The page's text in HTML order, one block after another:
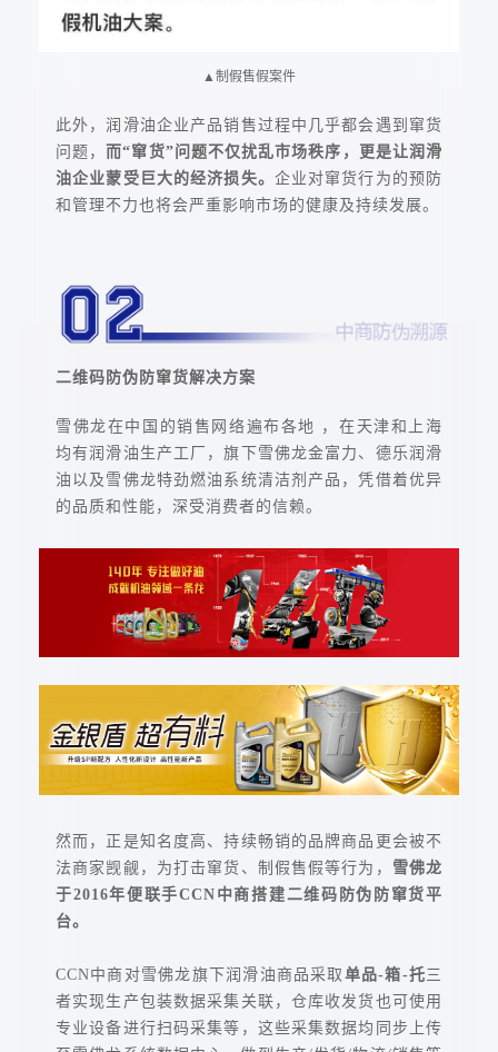
▲制假售假案件
此外，润滑油企业产品销售过程中几乎都会遇到窜货
问题， 而“窜货”问题不仅扰乱市场秩序，更是让润滑
油企业蒙受巨大的经济损失。 企业对窜货行为的预防
和管理不力也将会严重影响市场的健康及持续发展。
二维码防伪防窜货解决方案
雪佛龙在中国的销售网络遍布各地 ，在天津和上海
均有润滑油生产工厂，旗下雪佛龙金富力、德乐润滑
油以及雪佛龙特劲燃油系统清洁剂产品，凭借着优异
的品质和性能，深受消费者的信赖。
然而，正是知名度高、持续畅销的品牌商品更会被不
法商家觊觎，为打击窜货、制假售假等行为， 雪佛龙
于2016年便联手CCN中商搭建二维码防伪防窜货平
台。
CCN中商对雪佛龙旗下润滑油商品采取 单品-箱-托三
者实现生产包装数据采集关联，仓库收发货也可使用
专业设备进行扫码采集等，这些采集数据均同步上传